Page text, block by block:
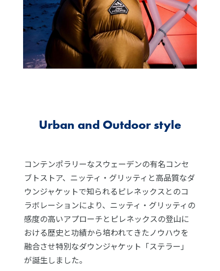
Urban and Outdoor style
コンテンポラリーなスウェーデンの有名コンセ
ブトストア、ニッティ・グリッティと高品質なダ
ウンジャケットで知られるピレネックスとのコ
ラボレーションにより、ニッティ・グリッティの
感度の高いアプローチとピレネックスの登山に
おける歴史と功績から培われてきたノウハウを
融合させ特別なダウンジャケット「ステラー」
が誕生しました。